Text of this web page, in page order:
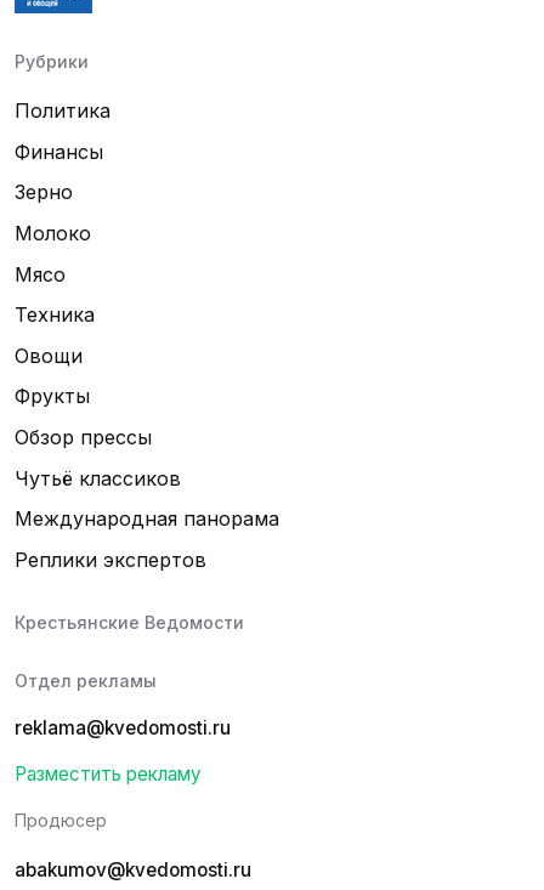
Рубрики
Политика
Финансы
Зерно
Молоко
Мясо
Техника
Овощи
Фрукты
Обзор прессы
Чутьё классиков
Международная панорама
Реплики экспертов
Крестьянские Ведомости
Отдел рекламы
reklama@kvedomosti.ru
Разместить рекламу
Продюсер
abakumov@kvedomosti.ru